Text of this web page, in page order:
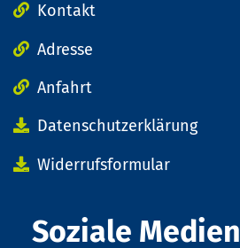
Kontakt
Adresse
Anfahrt
Datenschutzerklärung
Widerrufsformular
Soziale Medien